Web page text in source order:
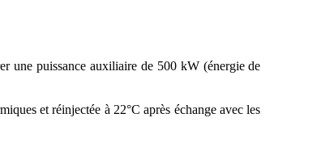
une puissance auxiliaire de 500 kW (énergie de
et réinjectée à 22°C après échange avec les